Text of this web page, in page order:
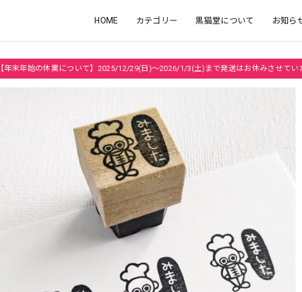
HOME カテゴリー 黒猫堂について お知ら
【年末年始の休業について】2025/12/29(日)～2026/1/3(土)まで発送はお休みさせてい